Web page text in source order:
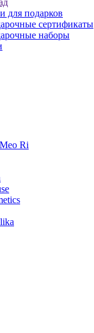
для подарков
сертификаты
наборы
Ri